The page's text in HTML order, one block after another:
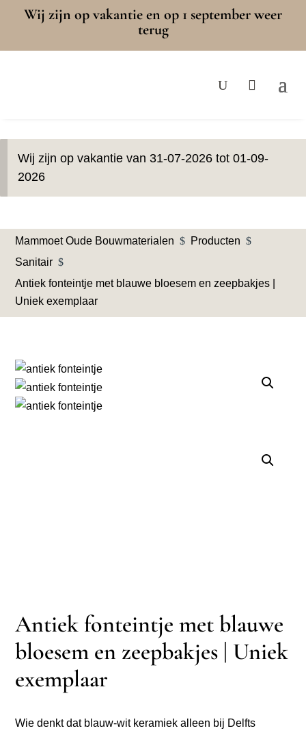
Wij zijn op vakantie en op 1 september weer
terug
Wij zijn op vakantie van 31-07-2026 tot 01-09-
2026
Mammoet Oude Bouwmaterialen $ Producten $
Sanitair $
Antiek fonteintje met blauwe bloesem en zeepbakjes |
Uniek exemplaar
Antiek fonteintje met blauwe
bloesem en zeepbakjes | Uniek
exemplaar
Wie denkt dat blauw-wit keramiek alleen bij Delfts